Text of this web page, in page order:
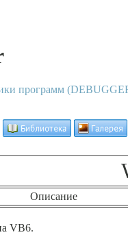
программ
Описание
VB6.